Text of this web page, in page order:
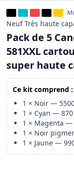
Neuf Très haute
Pack de 5
581XXL
super haute
Ce kit comprend :
1 × Noir —
1 × Cyan —870
1 × Magenta
1 × Noir
1 × Jaune —